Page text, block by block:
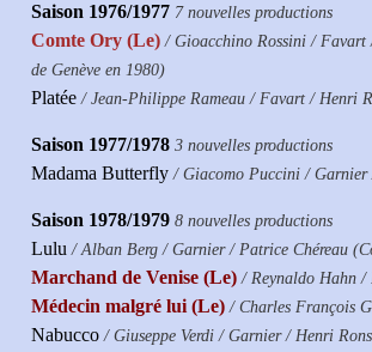
Saison 1976/1977 7 nouvelles productions
Comte Ory (Le) / Gioacchino Rossini / Favart
de Genève en 1980)
Platée / Jean-Philippe Rameau / Favart / Henri
Saison 1977/1978 3 nouvelles productions
Madama Butterfly / Giacomo Puccini /
Saison 1978/1979 8 nouvelles productions
Lulu / Alban Berg / Garnier / Patrice Chéreau
Marchand de Venise (Le) / Reynaldo Hahn /
Médecin malgré lui (Le) / Charles François
Nabucco / Giuseppe Verdi / Garnier / Henri